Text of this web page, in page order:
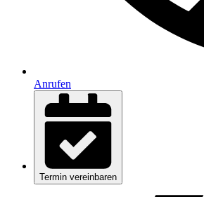
Anrufen
Termin vereinbaren